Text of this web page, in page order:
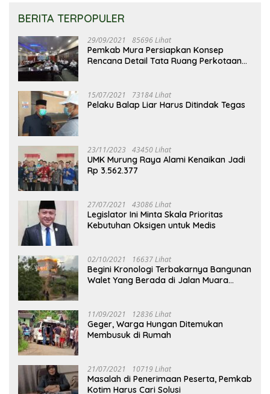
BERITA TERPOPULER
29/09/2021 85696 Lihat
Pemkab Mura Persiapkan Konsep
Rencana Detail Tata Ruang Perkotaan
15/07/2021 73184 Lihat
Pelaku Balap Liar Harus Ditindak Tegas
23/11/2023 43450 Lihat
UMK Murung Raya Alami Kenaikan Jadi
Rp 3.562.377
27/07/2021 43086 Lihat
Legislator Ini Minta Skala Prioritas
Kebutuhan Oksigen untuk Medis
02/10/2021 16637 Lihat
Begini Kronologi Terbakarnya Bangunan
Walet Yang Berada di Jalan Muara
11/09/2021 12836 Lihat
Geger, Warga Hungan Ditemukan
Membusuk di Rumah
21/07/2021 10719 Lihat
Masalah di Penerimaan Peserta, Pemkab
Kotim Harus Cari Solusi